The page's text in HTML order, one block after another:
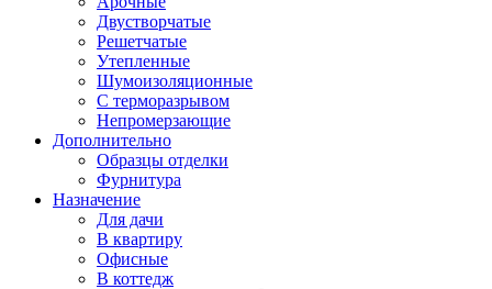
Двустворчатые
Решетчатые
Утепленные
Шумоизоляционные
С терморазрывом
Непромерзающие
Дополнительно
Образцы отделки
Фурнитура
Назначение
Для дачи
В квартиру
Офисные
В коттедж